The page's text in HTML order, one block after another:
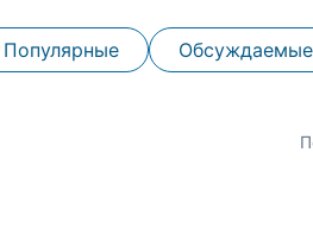
Популярные Обсуждаемые